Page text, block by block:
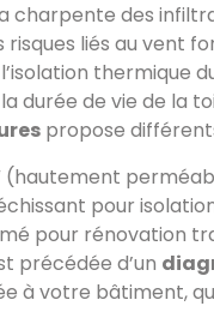
charpente des
risques liés au vent
thermique
durée de vie de la
propose
(hautement
pour
pour rénovation
précédée d’un
à votre bâtiment,